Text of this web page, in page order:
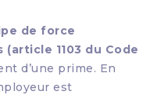
de force
1103 du Code
d’une prime. En
est